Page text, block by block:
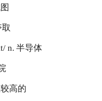
n. 半导体
高的